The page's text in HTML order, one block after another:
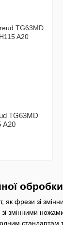
як фрези зі
ножами
TG63MD
A20